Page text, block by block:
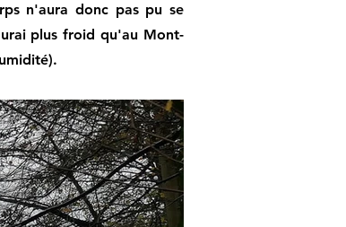
n'aura donc pas pu se
plus froid qu'au Mont-